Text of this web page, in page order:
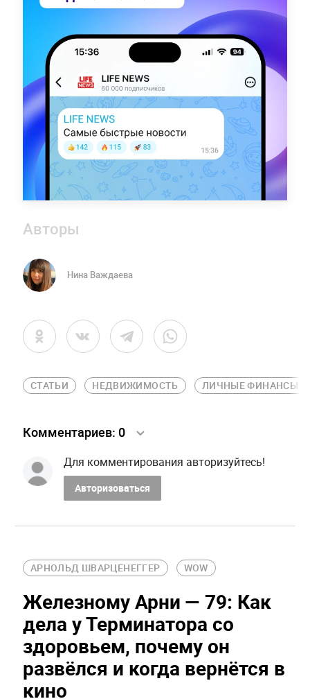
Авторы
Нина Важдаева
СТАТЬИ НЕДВИЖИМОСТЬ ЛИЧНЫЕ ФИНАНСЫ
Комментариев: 0
Для комментирования авторизуйтесь!
Авторизоваться
АРНОЛЬД ШВАРЦЕНЕГГЕР WOW
Железному Арни — 79: Как
дела у Терминатора со
здоровьем, почему он
развёлся и когда вернётся в
кино